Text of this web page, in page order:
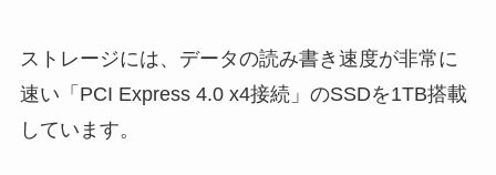
ストレージには、データの読み書き速度が非常に
速い「PCI Express 4.0 x4接続」のSSDを1TB搭載
しています。